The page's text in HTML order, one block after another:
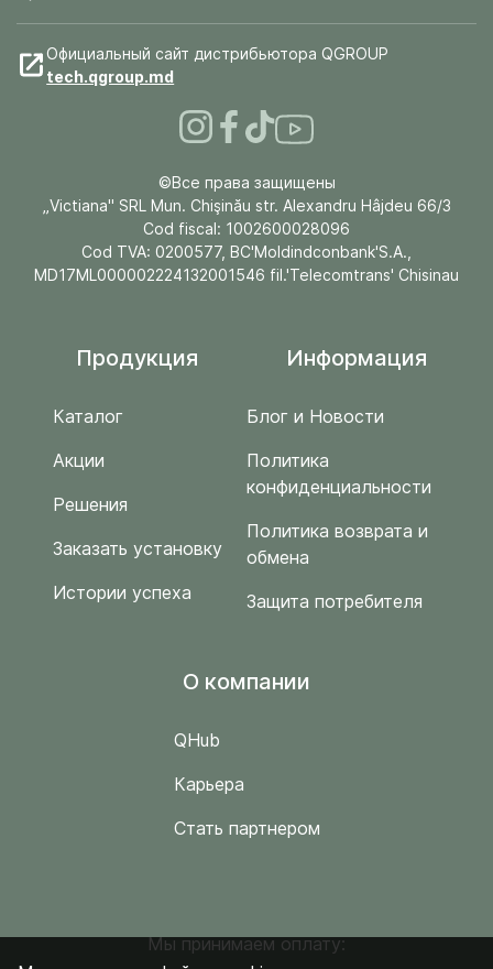
Официальный сайт дистрибьютора QGROUP
tech.qgroup.md
©Все права защищены
„Victiana" SRL Mun. Chişinău str. Alexandru Hâjdeu 66/3
Cod fiscal: 1002600028096
Cod TVA: 0200577, BC'Moldindconbank'S.A.,
MD17ML000002224132001546 fil.'Telecomtrans' Chisinau
Продукция
Каталог
Акции
Решения
Заказать установку
Истории успеха
Информация
Блог и Новости
Политика
конфиденциальности
Политика возврата и
обмена
Защита потребителя
O компании
QHub
Карьера
Стать партнером
Мы принимаем оплату: